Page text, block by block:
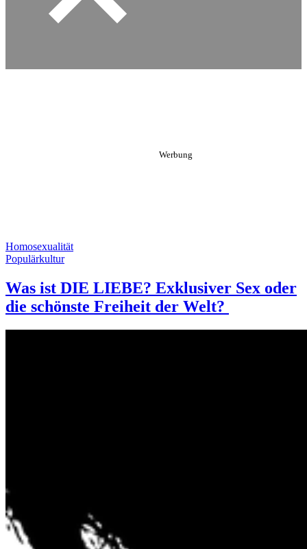
Homosexualität
Populärkultur
Was ist DIE LIEBE? Exklusiver Sex oder
die schönste Freiheit der Welt?